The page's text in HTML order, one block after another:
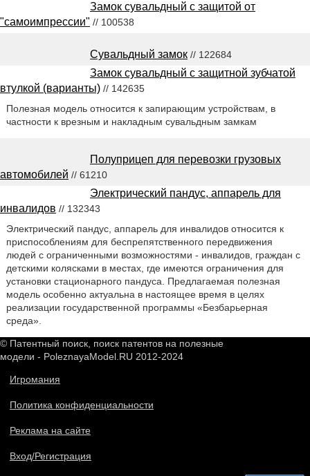
Замок сувальдный с защитой от
"самоимпрессии" // 100538
Сувальдный замок // 122684
Замок сувальдный с защитной зубчатой
втулкой (варианты) // 142635
Полезная модель относится к запирающим устройствам, в
частности к врезным и накладным сувальдным замкам
Полуприцеп для перевозки грузовых
автомобилей // 61210
Электрический пандус, аппарель для
инвалидов // 132343
Электрический пандус, аппарель для инвалидов относится к
приспособлениям для беспрепятственного передвижения
людей с ограниченными возможностями - инвалидов, граждан с
детскими колясками в местах, где имеются ограничения для
установки стационарного пандуса. Предлагаемая полезная
модель особенно актуальна в настоящее время в целях
реализации государственной программы «Безбарьерная
среда».
© Патентный поиск, поиск патентов на полезные
модели - PoleznayaModel.RU 2012-2024
Игромания
Политика конфиденциальности
Реклама на сайте
Вход/Регистрация